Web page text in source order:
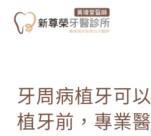
牙周病植牙可
植牙前，專業